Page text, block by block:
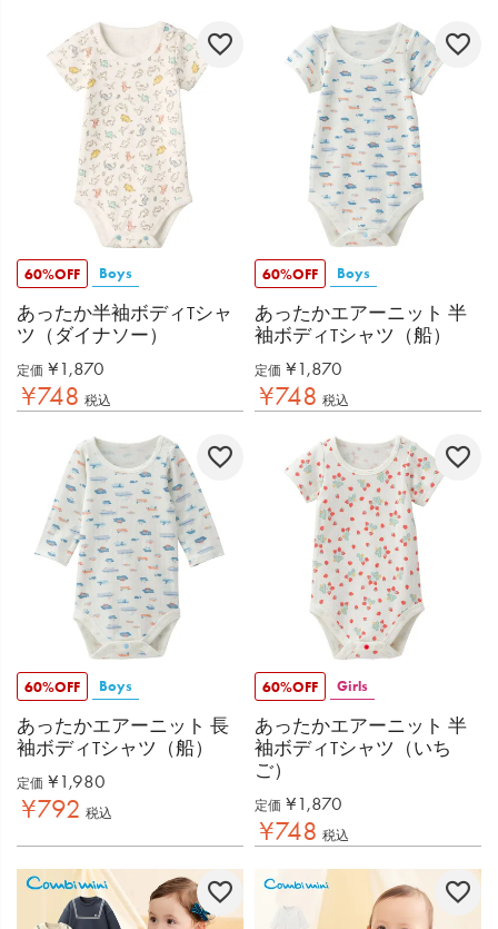
60%OFF Boys
あったか半袖ボディTシャ
ツ（ダイナソー）
定価 ¥ 1,870
¥748 税込
60%OFF Boys
あったかエアーニット 半
袖ボディTシャツ（船）
定価 ¥ 1,870
¥748 税込
60%OFF Boys
あったかエアーニット 長
袖ボディTシャツ（船）
定価 ¥ 1,980
¥792 税込
60%OFF Girls
あったかエアーニット 半
袖ボディTシャツ（いち
ご）
定価 ¥ 1,870
¥748 税込